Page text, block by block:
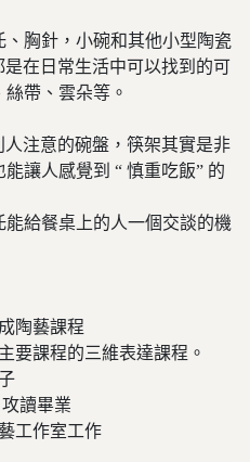
胸針，小碗和其他小型陶瓷
是在日常生活中可以找到的可
帶、雲朵等。
人注意的碗盤，筷架其實是非
讓人感覺到 “ 慎重吃飯” 的
給餐桌上的人一個交談的機
陶藝課程
課程的三維表達課程。
讀畢業
作室工作